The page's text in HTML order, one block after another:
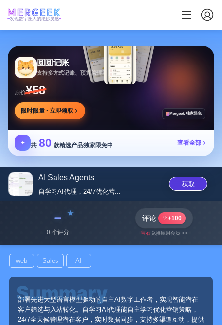
发现数字匠人的绝妙灵感
圆圆记账
支持多方式记账、预算管理及消费复盘，可本地保存
原价¥58
限时限量 · 立即领取 Mergeek 独家限免
✦ 共 80 款精选产品独家限免中 查看全部
AI Sales Agents
自学习AI代理，24/7优化营...
获取
﹣
0 个评分
评论 +100
宝石兑换应用会员 >>
web Sales AI
部署先进大型语言模型驱动的自主AI数字工作者，实现智能潜在
客户筛选与入站转化。自学习AI代理能自主学习优化营销策略，
24/7全天候管理潜在客户，实时数据同步，支持多渠道互动，提供